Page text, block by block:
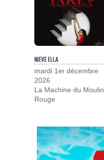
NIEVE ELLA
mardi 1er décembre
2026
La Machine du Moulin
Rouge